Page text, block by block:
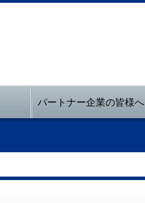
パートナー企業の皆様へ